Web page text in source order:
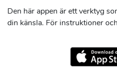
Den här appen är ett verktyg
din känsla. För instruktioner